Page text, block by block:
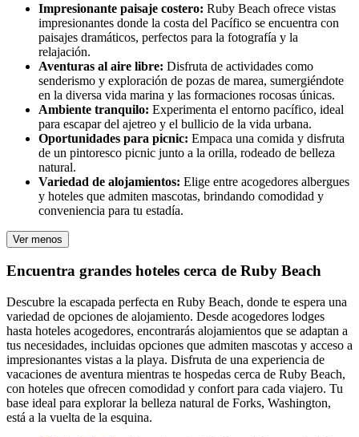
Impresionante paisaje costero: Ruby Beach ofrece vistas
impresionantes donde la costa del Pacífico se encuentra con
paisajes dramáticos, perfectos para la fotografía y la
relajación.
Aventuras al aire libre: Disfruta de actividades como
senderismo y exploración de pozas de marea, sumergiéndote
en la diversa vida marina y las formaciones rocosas únicas.
Ambiente tranquilo: Experimenta el entorno pacífico, ideal
para escapar del ajetreo y el bullicio de la vida urbana.
Oportunidades para picnic: Empaca una comida y disfruta
de un pintoresco picnic junto a la orilla, rodeado de belleza
natural.
Variedad de alojamientos: Elige entre acogedores albergues
y hoteles que admiten mascotas, brindando comodidad y
conveniencia para tu estadía.
Ver menos
Encuentra grandes hoteles cerca de Ruby Beach
Descubre la escapada perfecta en Ruby Beach, donde te espera una
variedad de opciones de alojamiento. Desde acogedores lodges
hasta hoteles acogedores, encontrarás alojamientos que se adaptan a
tus necesidades, incluidas opciones que admiten mascotas y acceso a
impresionantes vistas a la playa. Disfruta de una experiencia de
vacaciones de aventura mientras te hospedas cerca de Ruby Beach,
con hoteles que ofrecen comodidad y confort para cada viajero. Tu
base ideal para explorar la belleza natural de Forks, Washington,
está a la vuelta de la esquina.